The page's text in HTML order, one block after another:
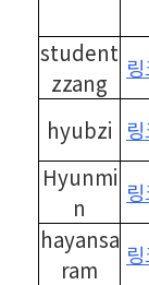
student
zzang
hyubzi
Hyunmi
n
hayansa
ram